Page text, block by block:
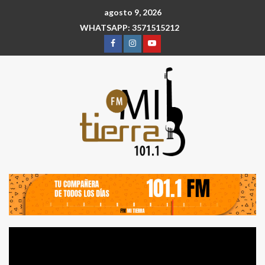
agosto 9, 2026
WHATSAPP: 3571515212